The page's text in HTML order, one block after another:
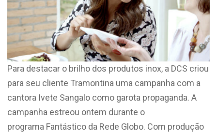
Para destacar o brilho dos produtos inox, a DCS criou
para seu cliente Tramontina uma campanha com a
cantora Ivete Sangalo como garota propaganda. A
campanha estreou ontem durante o
programa Fantástico da Rede Globo. Com produção